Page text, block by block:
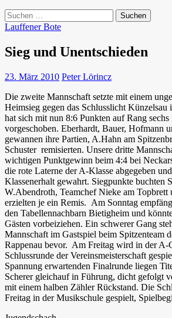
Suchen
nach:
Lauffener Bote
Sieg und Unentschieden
23. März 2010 Peter Lörincz
Die zweite Mannschaft setzte mit einem
Heimsieg gegen das Schlusslicht
hat sich mit nun 8:6 Punkten auf Rang
vorgeschoben. Eberhardt, Bauer, Hofmann
gewannen ihre Partien, A.Hahn am
Schuster remisierten. Unsere dritte
wichtigen Punktgewinn beim 4:4 bei
die rote Laterne der A-Klasse abgegeben
Klassenerhalt gewahrt. Siegpunkte buchten
W.Abendroth, Teamchef Nieke am Topbrett
erzielten je ein Remis. Am Sonntag
den Tabellennachbarn Bietigheim und
Gästen vorbeiziehen. Ein schwerer Gang
Mannschaft im Gastspiel beim Spitzenteam
Rappenau bevor. Am Freitag wird in der A-
Schlussrunde der Vereinsmeisterschaft
Spannung erwartenden Finalrunde liegen
Scherer gleichauf in Führung, dicht gefolgt
mit einem halben Zähler Rückstand. Die
Freitag in der Musikschule gespielt,